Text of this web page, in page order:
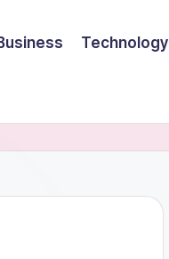
Technology